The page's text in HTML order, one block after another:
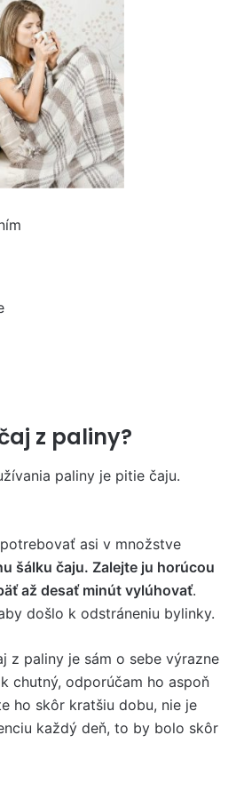
z paliny?
paliny je pitie čaju.
asi v množstve
šálku čaju. Zalejte ju horúcou
až desať minút vylúhovať.
došlo k odstráneniu bylinky.
z paliny je sám o sebe výrazne
chutný, odporúčam ho aspoň
ho skôr kratšiu dobu, nie je
každý deň, to by bolo skôr